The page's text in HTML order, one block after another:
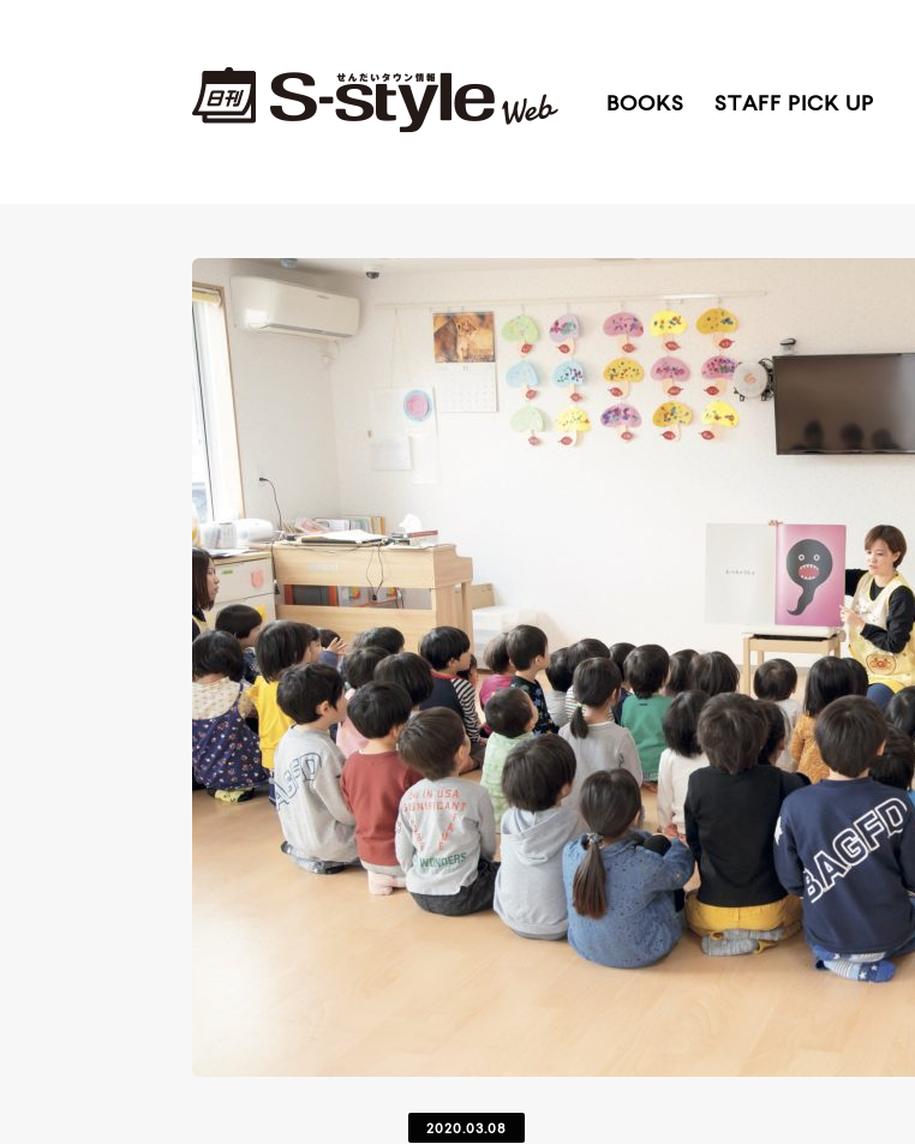
BOOKS STAFF PICK UP
2020.03.08